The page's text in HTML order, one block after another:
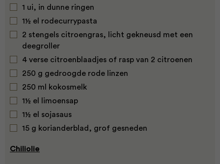
1 ui, in dunne ringen
1½ el rodecurrypasta
2 stengels citroengras, licht gekneusd met een
deegroller
4 verse citroenblaadjes of rasp van 2 citroenen
250 g gedroogde rode linzen
250 ml kokosmelk
1½ el limoensap
1½ el sojasaus
15 g korianderblad, grof gesneden
Chiliolie